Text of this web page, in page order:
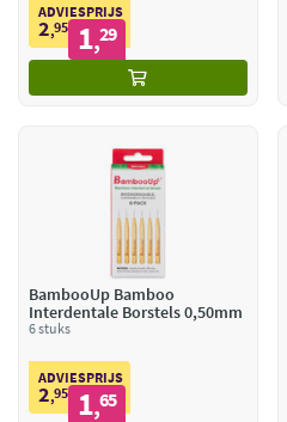
ADVIESPRIJS
2,95 1,29
BambooUp Bamboo
Interdentale Borstels 0,50mm
6 stuks
ADVIESPRIJS
2,95 1,65